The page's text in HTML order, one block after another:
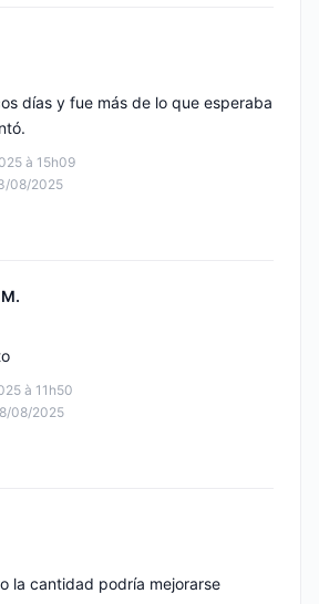
à 15h09
08/2025
días y fue más de lo que esperaba
à 11h50
08/2025
la cantidad podría mejorarse